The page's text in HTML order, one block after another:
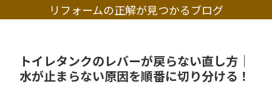
リフォームの正解が見つかるブログ
トイレタンクのレバーが戻らない直し方｜
水が止まらない原因を順番に切り分ける！